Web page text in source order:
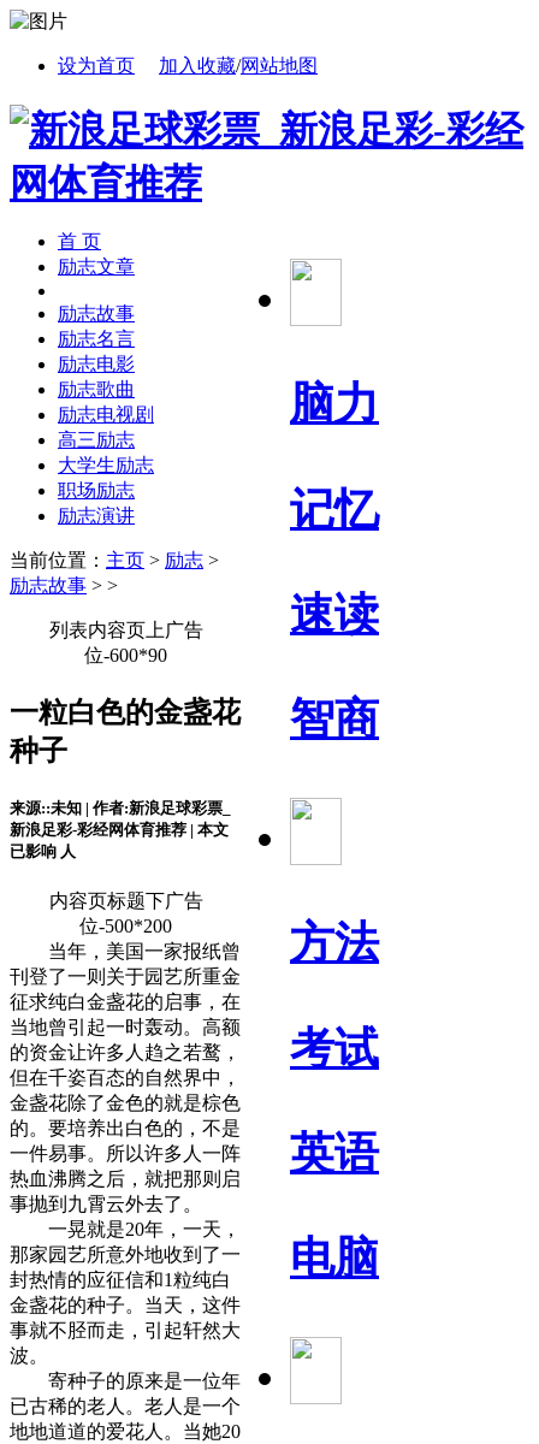
设为首页 加入收藏/网站地图
脑力
记忆
速读
智商
方法
考试
英语
电脑
首 页
励志文章
励志故事
励志名言
励志电影
励志歌曲
励志电视剧
高三励志
大学生励志
职场励志
励志演讲
当前位置： 主页 > 励志 >
励志故事 > >
列表内容页上广告
位-600*90
一粒白色的金盏花
种子
来源::未知 | 作者:新浪足球彩票_
新浪足彩-彩经网体育推荐 | 本文
已影响 人
内容页标题下广告
位-500*200
当年，美国一家报纸曾
刊登了一则关于园艺所重金
征求纯白金盏花的启事，在
当地曾引起一时轰动。高额
的资金让许多人趋之若鹜，
但在千姿百态的自然界中，
金盏花除了金色的就是棕色
的。要培养出白色的，不是
一件易事。所以许多人一阵
热血沸腾之后，就把那则启
事抛到九霄云外去了。
一晃就是20年，一天，
那家园艺所意外地收到了一
封热情的应征信和1粒纯白
金盏花的种子。当天，这件
事就不胫而走，引起轩然大
波。
寄种子的原来是一位年
已古稀的老人。老人是一个
地地道道的爱花人。当她20